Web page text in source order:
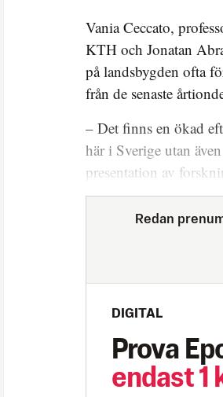
Vania Ceccato,
KTH och Jonatan
på landsbygden ofta
från de senaste
– Det finns en ökad
här i Sverige utan
presentation av
Redan
DIGITAL
Prova
endast 1